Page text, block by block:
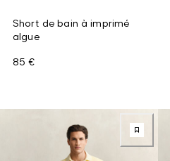
Short de bain à imprimé
algue
85 €